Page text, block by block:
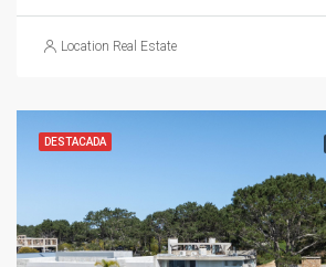
Location Real Estate
DESTACADA